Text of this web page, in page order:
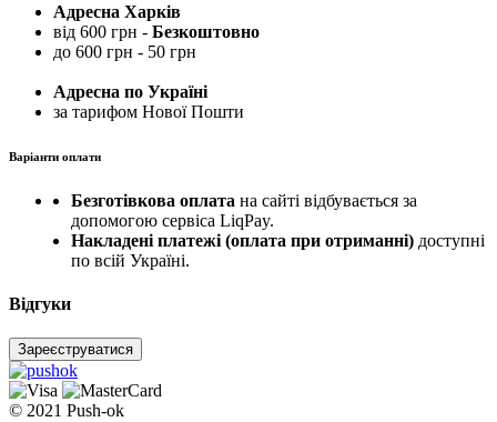
Адресна Харків
від 600 грн - Безкоштовно
до 600 грн - 50 грн
Адресна по Україні
за тарифом Нової Пошти
Варіанти оплати
Безготівкова оплата на сайті відбувається за
допомогою сервіса LiqPay.
Накладені платежі (оплата при отриманні) доступні
по всій Україні.
Відгуки
Зареєструватися
© 2021 Push-ok